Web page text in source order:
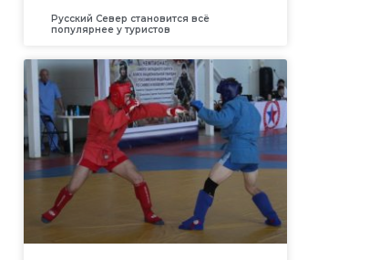
Русский Север становится всё
популярнее у туристов